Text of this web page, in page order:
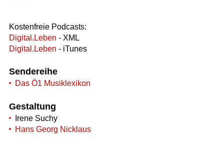
Kostenfreie Podcasts:
Digital.Leben - XML
Digital.Leben - iTunes
Sendereihe
Das Ö1 Musiklexikon
Gestaltung
Irene Suchy
Hans Georg Nicklaus